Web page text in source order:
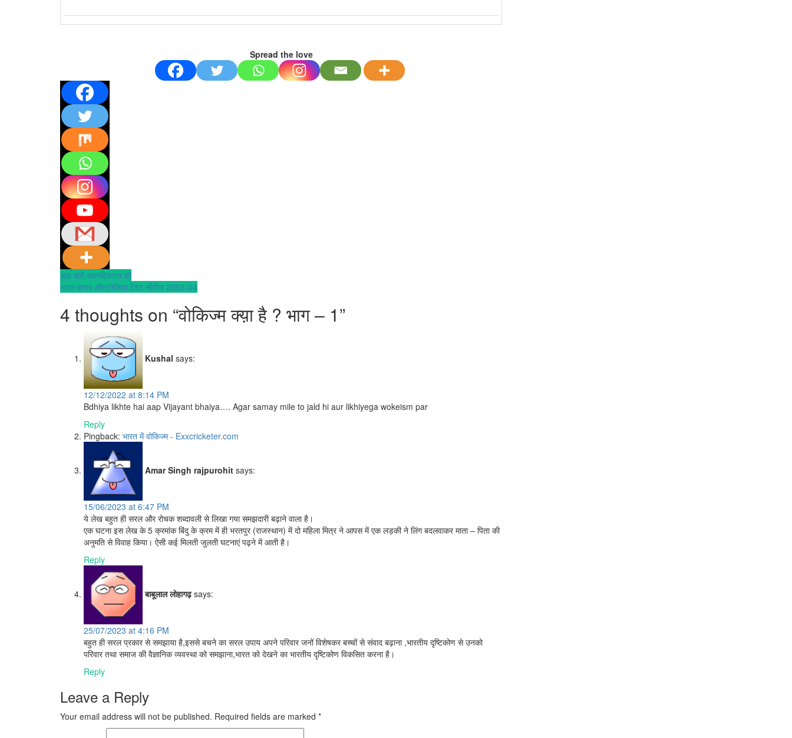
Spread the love
Post
navigation
कुछ बातें आत्मविश्वास की
भारत बनाम ऑस्ट्रेलिया टेस्ट सीरीज 2003-04
4 thoughts on “वोकिज्म क्य़ा है ? भाग – 1”
Kushal says:
12/12/2022 at 8:14 PM
Bdhiya likhte hai aap Vijayant bhaiya…. Agar samay mile to jald hi aur likhiyega wokeism par
Reply
Pingback: भारत में वोकिज्म - Exxcricketer.com
Amar Singh rajpurohit says:
15/06/2023 at 6:47 PM
ये लेख बहुत ही सरल और रोचक शब्दावली से लिखा गया समझदारी बढ़ाने वाला है।
एक घटना इस लेख के 5 क्रमांक बिंदु के क्रम में ही भरतपुर (राजस्थान) में दो महिला मित्र ने आपस में एक लड़की ने लिंग बदलवाकर माता – पिता की
अनुमति से विवाह किया। ऐसी कई मिलती जुलती घटनाएं पढ़ने में आती है।
Reply
बाबूलाल लोहागढ़ says:
25/07/2023 at 4:16 PM
बहुत ही सरल प्रकार से समझाया है,इससे बचने का सरल उपाय अपने परिवार जनों विशेषकर बच्चों से संवाद बढ़ाना ,भारतीय दृष्टिकोण से उनको
परिवार तथा समाज की वैज्ञानिक व्यवस्था को समझाना,भारत को देखने का भारतीय दृष्टिकोण विकसित करना है।
Reply
Leave a Reply
Your email address will not be published. Required fields are marked *